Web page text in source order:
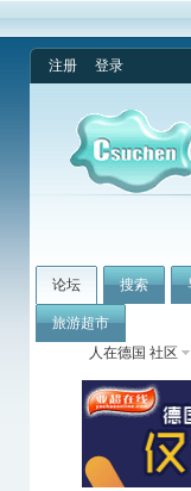
注册 登录
论坛 搜索
旅游超市
人在德国 社区